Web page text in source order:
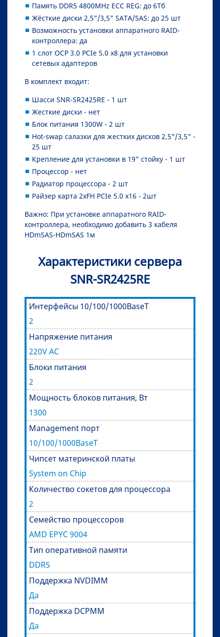
Память DDR5 4800MHz ECC REG: до 6Тб
Жёсткие диски 2,5"/3,5" SATA/SAS: до 25 шт
Возможность установки аппаратного RAID-
контроллера: да
1 слот OCP 3.0 PCIe 5.0 x8 для установки
сетевых адаптеров
В комплект входит:
Шасси SNR-SR2425RE - 1 шт
Жесткие диски - нет
Блок питания 1300W - 2 шт
Hot-swap салазки для жестких дисков 2,5"/3,5" -
25 шт
Крепление для установки в 19" стойку - 1 шт
Процессор - нет
Радиатор процессора - 2 шт
Райзер карта 2xFH PCIe 5.0 x16 - 2шт
Важно: При установке аппаратного RAID-
контроллера, необходимо добавить 3 кабеля
HDmSAS-HDmSAS 1м
Характеристики сервера
SNR-SR2425RE
Интерфейсы 10/100/1000BaseT
2
Напряжение питания
220V AC
Блоки питания
2
Мощность блоков питания, Вт
1300
Management порт
10/100/1000BaseT
Чипсет материнской платы
System on Chip
Количество сокетов для процессора
2
Семейство процессоров
AMD EPYC 9004
Тип оперативной памяти
DDR5
Поддержка NVDIMM
Да
Поддержка DCPMM
Да